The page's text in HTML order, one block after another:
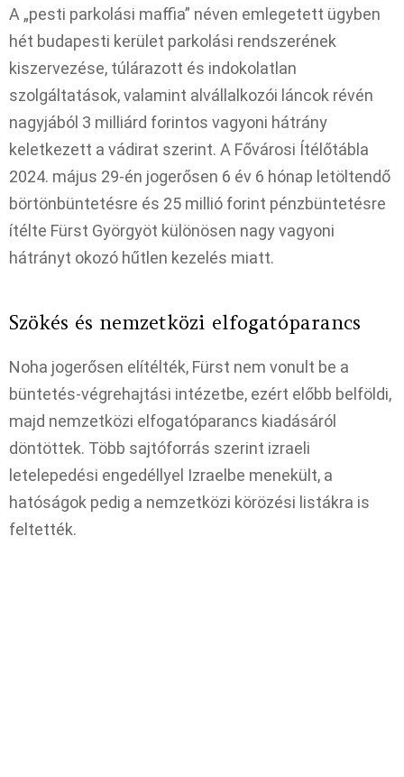
A „pesti parkolási maffia” néven emlegetett ügyben
hét budapesti kerület parkolási rendszerének
kiszervezése, túlárazott és indokolatlan
szolgáltatások, valamint alvállalkozói láncok révén
nagyjából 3 milliárd forintos vagyoni hátrány
keletkezett a vádirat szerint. A Fővárosi Ítélőtábla
2024. május 29-én jogerősen 6 év 6 hónap letöltendő
börtönbüntetésre és 25 millió forint pénzbüntetésre
ítélte Fürst Györgyöt különösen nagy vagyoni
hátrányt okozó hűtlen kezelés miatt.​
Szökés és nemzetközi elfogatóparancs
Noha jogerősen elítélték, Fürst nem vonult be a
büntetés-végrehajtási intézetbe, ezért előbb belföldi,
majd nemzetközi elfogatóparancs kiadásáról
döntöttek. Több sajtóforrás szerint izraeli
letelepedési engedéllyel Izraelbe menekült, a
hatóságok pedig a nemzetközi körözési listákra is
feltették.​